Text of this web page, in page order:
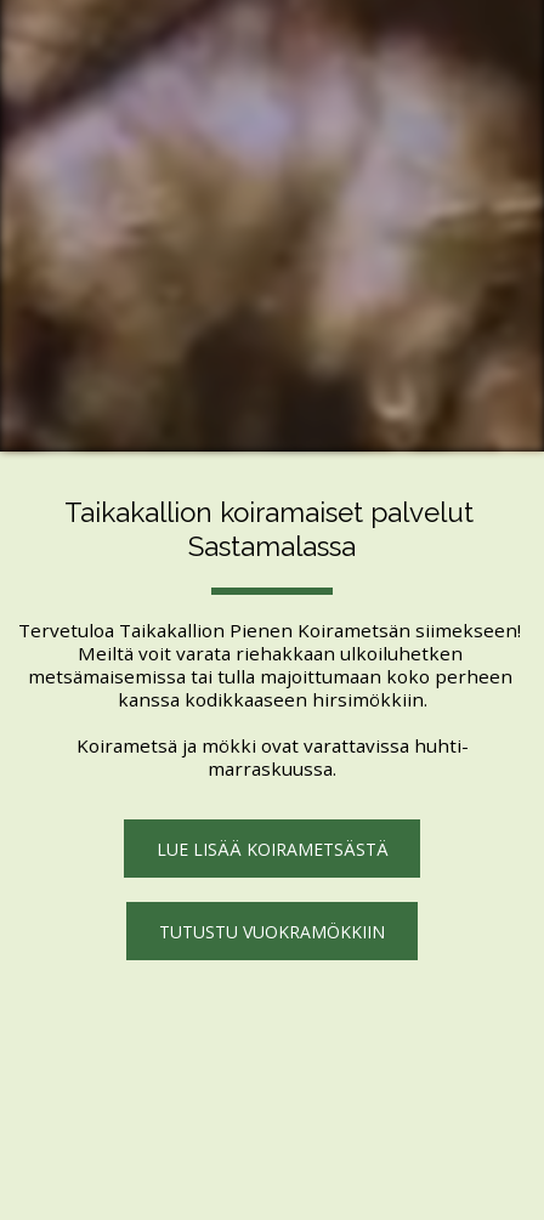
Taikakallion koiramaiset palvelut
Sastamalassa
Tervetuloa Taikakallion Pienen Koirametsän siimekseen!
Meiltä voit varata riehakkaan ulkoiluhetken
metsämaisemissa tai tulla majoittumaan koko perheen
kanssa kodikkaaseen hirsimökkiin.
Koirametsä ja mökki ovat varattavissa huhti-
marraskuussa.
LUE LISÄÄ KOIRAMETSÄSTÄ
TUTUSTU VUOKRAMÖKKIIN